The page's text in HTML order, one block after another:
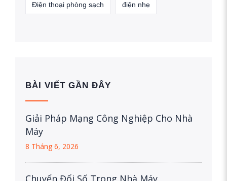
Điện thoại phòng sạch điện nhẹ
BÀI VIẾT GẦN ĐÂY
Giải Pháp Mạng Công Nghiệp Cho Nhà
Máy
8 Tháng 6, 2026
Chuyển Đổi Số Trong Nhà Máy